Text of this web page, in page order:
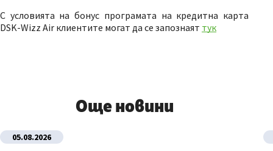
С условията на бонус програмата на кредитна карта
DSK-Wizz Air клиентите могат да се запознаят тук
Още новини
05.08.2026